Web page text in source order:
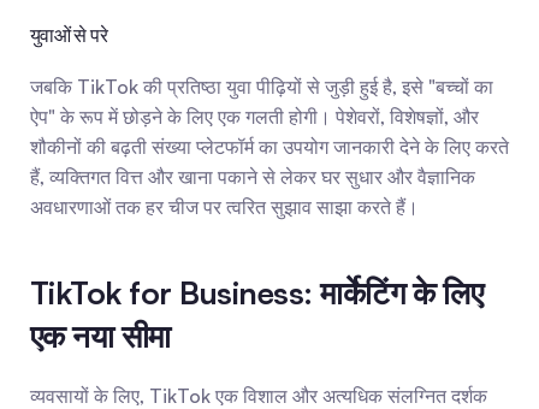
युवाओं से परे
जबकि TikTok की प्रतिष्ठा युवा पीढ़ियों से जुड़ी हुई है, इसे "बच्चों का
ऐप" के रूप में छोड़ने के लिए एक गलती होगी। पेशेवरों, विशेषज्ञों, और
शौकीनों की बढ़ती संख्या प्लेटफॉर्म का उपयोग जानकारी देने के लिए करते
हैं, व्यक्तिगत वित्त और खाना पकाने से लेकर घर सुधार और वैज्ञानिक
अवधारणाओं तक हर चीज पर त्वरित सुझाव साझा करते हैं।
TikTok for Business: मार्केटिंग के लिए
एक नया सीमा
व्यवसायों के लिए, TikTok एक विशाल और अत्यधिक संलग्नित दर्शक